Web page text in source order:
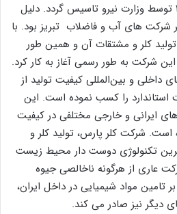
شركت كلر پارس در سال ۱۳۶۶ توسط وزارت نیرو تاسیس گردد. دلیل
های آب و فاضلاب تبریز بود. با
كلر و مشتقات آن و همین طور
شرکت به طور رسمی آغاز به کار کرد.
داخلی و بین‌المللی کیفیت تولید از
استاندارد را کسب نموده است. این
ایرانی و خارجی مختلفی در کیفیت
است. شرکت کلر پارس، تولید کلر و
تکنولوژی دوست دار محیط زیست
عاری از هرگونه ناخالصی جیوه
تامین مواد شیمیایی در داخل ایران،
دیگر نیز صادر می کند.